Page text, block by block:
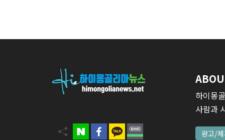
하이몽
사람과
광고/